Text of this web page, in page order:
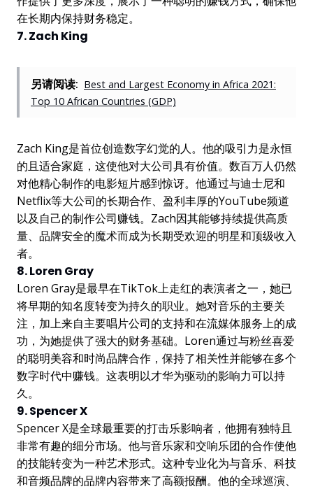
在长期内保持财务稳定。
7. Zach King
另请阅读: Best and Largest Economy in Africa 2021:
Top 10 African Countries (GDP)
Zach King是首位创造数字幻觉的人。他的吸引力是永恒
的且适合家庭，这使他对大公司具有价值。数百万人仍然
对他精心制作的电影短片感到惊讶。他通过与迪士尼和
Netflix等大公司的长期合作、盈利丰厚的YouTube频道
以及自己的制作公司赚钱。Zach因其能够持续提供高质
量、品牌安全的魔术而成为长期受欢迎的明星和顶级收入
者。
8. Loren Gray
Loren Gray是最早在TikTok上走红的表演者之一，她已
将早期的知名度转变为持久的职业。她对音乐的主要关
注，加上来自主要唱片公司的支持和在流媒体服务上的成
功，为她提供了强大的财务基础。Loren通过与粉丝喜爱
的聪明美容和时尚品牌合作，保持了相关性并能够在多个
数字时代中赚钱。这表明以才华为驱动的影响力可以持
久。
9. Spencer X
Spencer X是全球最重要的打击乐影响者，他拥有独特且
非常有趣的细分市场。他与音乐家和交响乐团的合作使他
的技能转变为一种艺术形式。这种专业化为与音乐、科技
和音频品牌的品牌内容带来了高额报酬。他的全球巡演、